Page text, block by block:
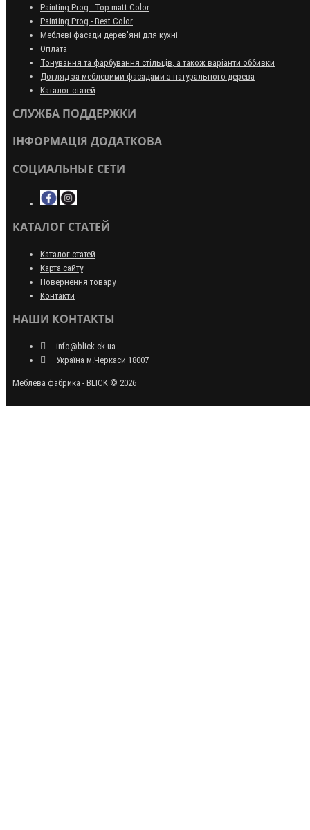
Painting Prog - Top matt Color
Painting Prog - Best Color
Меблеві фасади дерев'яні для кухні
Оплата
Тонування та фарбування стільців, а також варіанти оббивки
Догляд за меблевими фасадами з натурального дерева
Каталог статей
СЛУЖБА ПОДДЕРЖКИ
ІНФОРМАЦІЯ ДОДАТКОВА
СОЦИАЛЬНЫЕ СЕТИ
КАТАЛОГ СТАТЕЙ
Каталог статей
Карта сайту
Повернення товару
Контакти
НАШИ КОНТАКТЫ
info@blick.ck.ua
Україна м.Черкаси 18007
Меблева фабрика - BLICK © 2026